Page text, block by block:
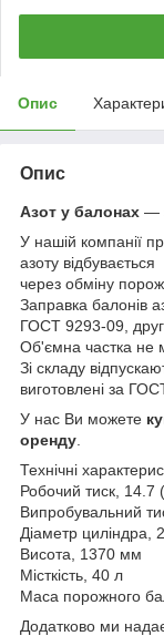
Опис
Опис
Азот у балонах —
У нашій компанії
азоту відбувається
через обміну
Заправка балонів
ГОСТ 9293-09,
Об'ємна частка не
Зі складу
виготовлені за
У нас Ви можете
оренду
Технічні
Робочий тиск,
Випробувальний
Діаметр циліндра,
Висота, 1370 мм
Місткість, 40 л
Маса порожного
Додатково ми